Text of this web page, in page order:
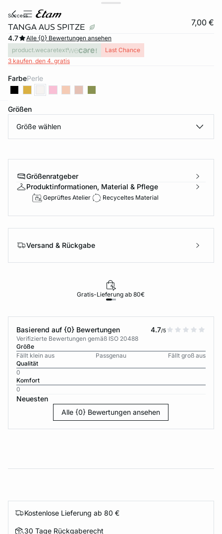
success
TANGA AUS SPITZE 7,00 €
4.7
Alle {0} Bewertungen ansehen
product.wecaretext
Last Chance
3 kaufen, den 4. gratis
Farbe perle
Größen
Größe wählen
Größenratgeber
Produktinformationen, Material & Pflege
Geprüftes Atelier Recyceltes Material
Versand & Rückgabe
Gratis-Lieferung ab 80€
Basierend auf {0} Bewertungen 4.7/5
Verifizierte Bewertungen gemäß ISO 20488
Größe
Fällt klein aus
Passgenau
Fällt groß aus
Qualität
0
Komfort
0
Neuesten
Alle {0} Bewertungen ansehen
Kostenlose Lieferung ab 80 €
30 Tage Rückgaberecht